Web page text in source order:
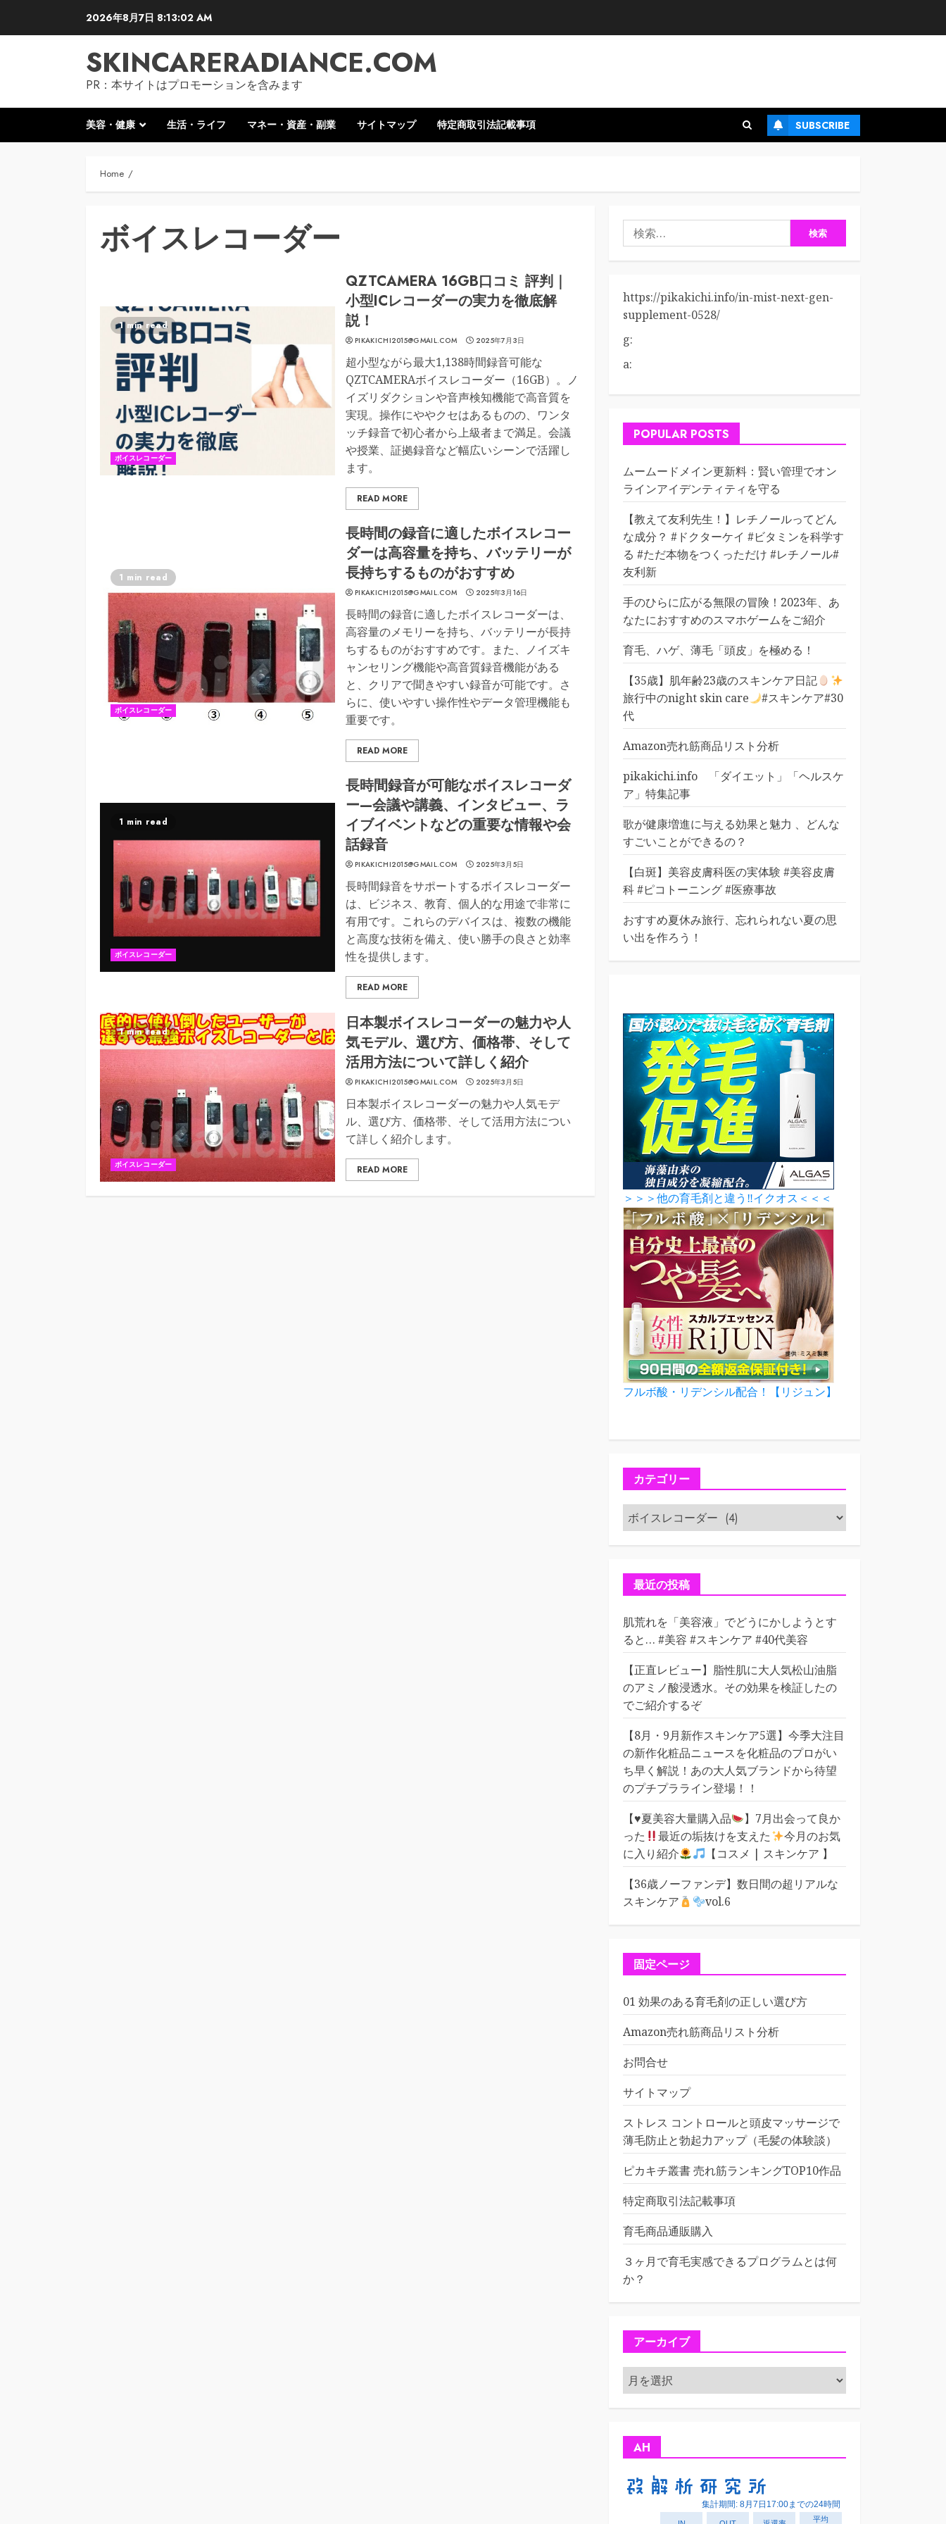
2026年8月7日 8:13:03 AM
SKINCARERADIANCE.COM
PR：本サイトはプロモーションを含みます
美容・健康 生活・ライフ マネー・資産・副業 サイトマップ 特定商取引法記載事項 SUBSCRIBE
Home
ボイスレコーダー
1 min read
ボイスレコーダー
QZTCAMERA 16GB口コミ 評判｜
小型ICレコーダーの実力を徹底解
説！
PIKAKICHI2015@GMAIL.COM 2025年7月3日
超小型ながら最大1,138時間録音可能な
QZTCAMERAボイスレコーダー（16GB）。ノ
イズリダクションや音声検知機能で高音質を
実現。操作にややクセはあるものの、ワンタ
ッチ録音で初心者から上級者まで満足。会議
や授業、証拠録音など幅広いシーンで活躍し
ます。
READ MORE
1 min read
ボイスレコーダー
長時間の録音に適したボイスレコー
ダーは高容量を持ち、バッテリーが
長持ちするものがおすすめ
PIKAKICHI2015@GMAIL.COM 2025年3月16日
長時間の録音に適したボイスレコーダーは、
高容量のメモリーを持ち、バッテリーが長持
ちするものがおすすめです。また、ノイズキ
ャンセリング機能や高音質録音機能がある
と、クリアで聞きやすい録音が可能です。さ
らに、使いやすい操作性やデータ管理機能も
重要です。
READ MORE
1 min read
ボイスレコーダー
長時間録音が可能なボイスレコーダ
ー—会議や講義、インタビュー、ラ
イブイベントなどの重要な情報や会
話録音
PIKAKICHI2015@GMAIL.COM 2025年3月5日
長時間録音をサポートするボイスレコーダー
は、ビジネス、教育、個人的な用途で非常に
有用です。これらのデバイスは、複数の機能
と高度な技術を備え、使い勝手の良さと効率
性を提供します。
READ MORE
1 min read
ボイスレコーダー
日本製ボイスレコーダーの魅力や人
気モデル、選び方、価格帯、そして
活用方法について詳しく紹介
PIKAKICHI2015@GMAIL.COM 2025年3月5日
日本製ボイスレコーダーの魅力や人気モデ
ル、選び方、価格帯、そして活用方法につい
て詳しく紹介します。
READ MORE
検
索:
https://pikakichi.info/in-mist-next-gen-
supplement-0528/
g:
a:
POPULAR POSTS
ムームードメイン更新料：賢い管理でオン
ラインアイデンティティを守る
【教えて友利先生！】レチノールってどん
な成分？ #ドクターケイ #ビタミンを科学す
る #ただ本物をつくっただけ #レチノール#
友利新
手のひらに広がる無限の冒険！2023年、あ
なたにおすすめのスマホゲームをご紹介
育毛、ハゲ、薄毛「頭皮」を極める！
【35歳】肌年齢23歳のスキンケア日記
旅行中のnight skin care
#スキンケア#30
代
Amazon売れ筋商品リスト分析
pikakichi.info 「ダイエット」「ヘルスケ
ア」特集記事
歌が健康増進に与える効果と魅力 、どんな
すごいことができるの？
【白斑】美容皮膚科医の実体験 #美容皮膚
科 #ピコトーニング #医療事故
おすすめ夏休み旅行、忘れられない夏の思
い出を作ろう！
＞＞＞他の育毛剤と違う‼イクオス＜＜＜
フルボ酸・リデンシル配合！【リジュン】
カテゴリー
カ
テ
ゴ
ー最近の投稿
肌荒れを「美容液」でどうにかしようとす
ると… #美容 #スキンケア #40代美容
【正直レビュー】脂性肌に大人気松山油脂
のアミノ酸浸透水。その効果を検証したの
でご紹介するぞ
【8月・9月新作スキンケア5選】今季大注目
の新作化粧品ニュースを化粧品のプロがい
ち早く解説！あの大人気ブランドから待望
のプチプラライン登場！！
【♥️夏美容大量購入品
】7月出会って良か
った
最近の垢抜けを支えた
今月のお気
に入り紹介
【コスメ | スキンケア 】
【36歳ノーファンデ】数日間の超リアルな
スキンケア
vol.6
固定ページ
01 効果のある育毛剤の正しい選び方
Amazon売れ筋商品リスト分析
お問合せ
サイトマップ
ストレス コントロールと頭皮マッサージで
薄毛防止と勃起力アップ（毛髪の体験談）
ピカキチ叢書 売れ筋ランキングTOP10作品
特定商取引法記載事項
育毛商品通販購入
３ヶ月で育毛実感できるプログラムとは何
か？
アーカイブ
ア
ー
カ
AH